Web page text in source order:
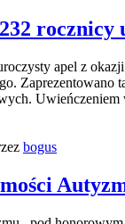
apel z
Uwieńczeniem
bogus